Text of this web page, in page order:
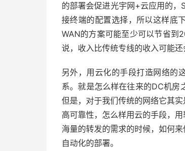
的部署会促进光宇网+云应用的
接终端的配置选择，所以这样底
WAN的方案可能至少可以节省到
说，收入比传统专线的收入可能还
另外，用云化的手段打造网络的
系。就是怎么样在往来的DC机房
但是，对于我们传统的网络它其
高可靠性，怎么样用云的手段，
海量的转发的需求的时候，如何
自动化的部署。